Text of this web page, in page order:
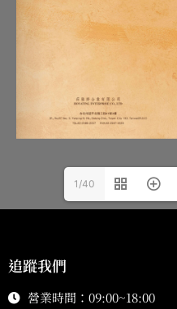
1/40
追蹤我們
營業時間：09:00~18:00